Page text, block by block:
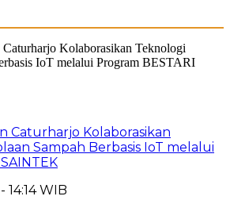
Caturharjo Kolaborasikan
Sampah Berbasis IoT melalui
14:14 WIB